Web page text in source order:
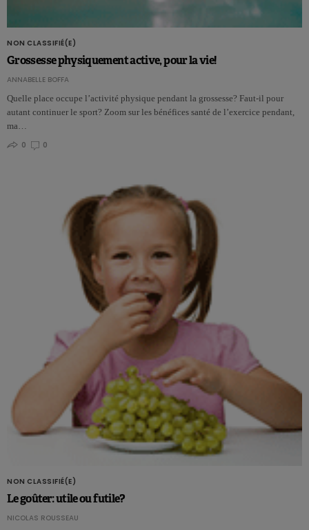
NON CLASSIFIÉ(E)
Grossesse physiquement active, pour la vie!
ANNABELLE BOFFA
Quelle place occupe l’activité physique pendant la grossesse? Faut-il pour
autant continuer le sport? Zoom sur les bénéfices santé de l’exercice pendant,
ma…
0
0
NON CLASSIFIÉ(E)
Le goûter: utile ou futile?
NICOLAS ROUSSEAU